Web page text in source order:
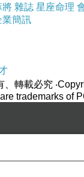
將 雜誌 星座命理
業簡訊
、轉載必究
trademarks of